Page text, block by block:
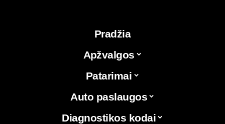
Pradžia
Apžvalgos
Patarimai
Auto paslaugos
Diagnostikos kodai